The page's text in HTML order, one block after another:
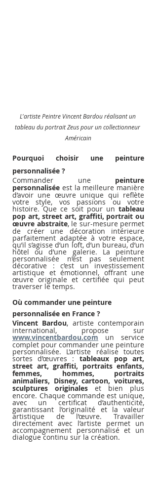
L'artiste Peintre Vincent Bardou réalisant un
tableau du portrait Zeus pour un collectionneur
Américain
Pourquoi choisir une peinture
personnalisée ?
Commander une peinture
personnalisée est la meilleure manière
d’avoir une œuvre unique qui reflète
votre style, vos passions ou votre
histoire. Que ce soit pour un tableau
pop art, street art, graffiti, portrait ou
œuvre abstraite, le sur-mesure permet
de créer une décoration intérieure
parfaitement adaptée à votre espace,
qu’il s’agisse d’un loft, d’un bureau, d’un
hôtel ou d’une galerie. La peinture
personnalisée n’est pas seulement
décorative : c’est un investissement
artistique et émotionnel, offrant une
œuvre originale et certifiée qui peut
traverser le temps.
Où commander une peinture
personnalisée en France ?
Vincent Bardou, artiste contemporain
www.vincentbardou.com un service
complet pour commander une peinture
personnalisée. L’artiste réalise toutes
sortes d’œuvres : tableaux pop art,
street art, graffiti, portraits enfants,
femmes, hommes, portraits
animaliers, Disney, cartoon, voitures,
sculptures originales et bien plus
encore. Chaque commande est unique,
avec un certificat d’authenticité,
garantissant l’originalité et la valeur
artistique de l’œuvre. Travailler
directement avec l’artiste permet un
accompagnement personnalisé et un
dialogue continu sur la création.